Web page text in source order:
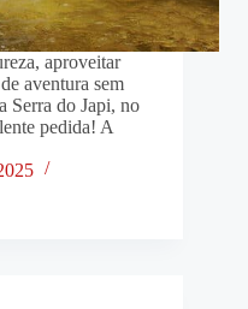
aproveitar
aventura sem
Serra do Japi, no
pedida! A